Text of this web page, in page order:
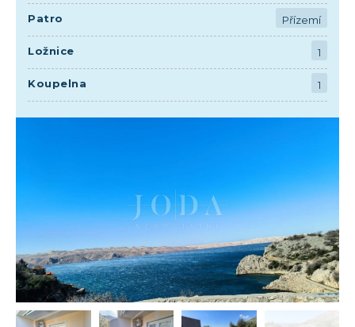
Patro Přízemí
Ložnice 1
Koupelna 1